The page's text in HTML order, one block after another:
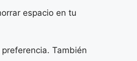
espacio en tu
También